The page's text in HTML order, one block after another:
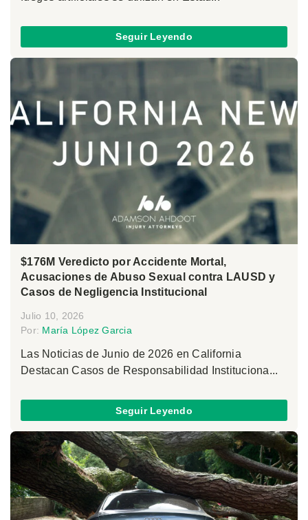
Seguir Leyendo
$176M Veredicto por Accidente Mortal,
Acusaciones de Abuso Sexual contra LAUSD y
Casos de Negligencia Institucional
Julio 10, 2026
Por: María López Garcia
Las Noticias de Junio de 2026 en California
Destacan Casos de Responsabilidad Instituciona...
Seguir Leyendo